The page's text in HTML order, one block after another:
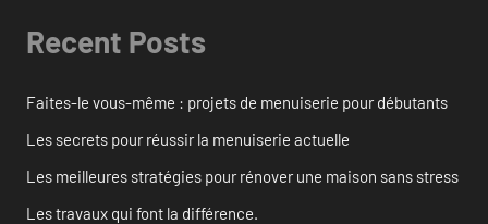
Recent Posts
Faites-le vous-même : projets de menuiserie pour débutants
Les secrets pour réussir la menuiserie actuelle
Les meilleures stratégies pour rénover une maison sans stress
Les travaux qui font la différence.